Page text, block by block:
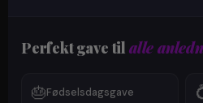
Perfekt gave til alle
🎂Fødselsdagsgave